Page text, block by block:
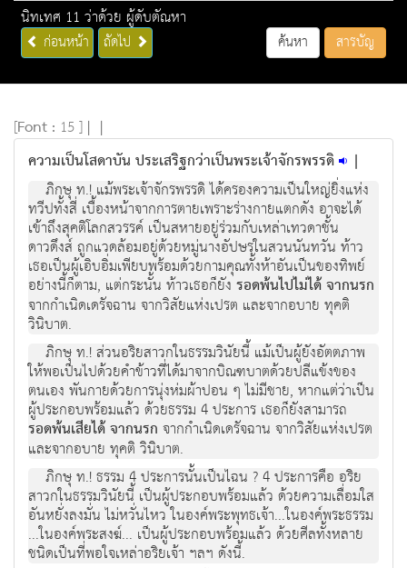
นิทเทศ 11 ว่าด้วย ผู้ดับตัณหา
ก่อนหน้า ถัดไป ค้นหา สารบัญ
[Font : 15 ] | |
ความเป็นโสดาบัน ประเสริฐกว่าเป็นพระเจ้าจักรพรรดิ |
ภิกษุ ท.! แม้พระเจ้าจักรพรรดิ ได้ครองความเป็นใหญ่ยิ่งแห่ง
ทวีปทั้งสี่ เบื้องหน้าจากการตายเพราะร่างกายแตกดัง อาจะได้
เข้าถึงสุคติโลกสวรรค์ เป็นสหายอยู่ร่วมกับเหล่าเทวดาชั้น
ดาวดึงส์ ถูกแวดล้อมอยู่ด้วยหมู่นางอัปษรในสวนนันทวัน ท้าว
เธอเป็นผู้เอิบอิ่มเพียบพร้อมด้วยกามคุณทั้งห้าอันเป็นของทิพย์
อย่างนี้ก็ตาม, แต่กระนั้น ท้าวเธอก็ยัง รอดพ้นไปไม่ได้ จากนรก
จากกำเนิดเดรัจฉาน จากวิสัยแห่งเปรต และจากอบาย ทุคติ
วินิบาต.
ภิกษุ ท.! ส่วนอริยสาวกในธรรมวินัยนี้ แม้เป็นผู้ยังอัตตภาพ
ให้พอเป็นไปด้วยคำข้าวที่ได้มาจากบิณฑบาตด้วยปลีแข้งของ
ตนเอง พันกายด้วยการนุ่งห่มผ้าปอน ๆ ไม่มีชาย, หากแต่ว่าเป็น
ผู้ประกอบพร้อมแล้ว ด้วยธรรม 4 ประการ เธอก็ยังสามารถ
รอดพ้นเสียได้ จากนรก จากกำเนิดเดรัจฉาน จากวิสัยแห่งเปรต
และจากอบาย ทุคติ วินิบาต.
ภิกษุ ท.! ธรรม 4 ประการนั้นเป็นไฉน ? 4 ประการคือ อริย
สาวกในธรรมวินัยนี้ เป็นผู้ประกอบพร้อมแล้ว ด้วยความเลื่อมใส
อันหยั่งลงมั่น ไม่หวั่นไหว ในองค์พระพุทธเจ้า...ในองค์พระธรรม
...ในองค์พระสงฆ์... เป็นผู้ประกอบพร้อมแล้ว ด้วยศีลทั้งหลาย
ชนิดเป็นที่พอใจเหล่าอริยเจ้า ฯลฯ ดังนี้.